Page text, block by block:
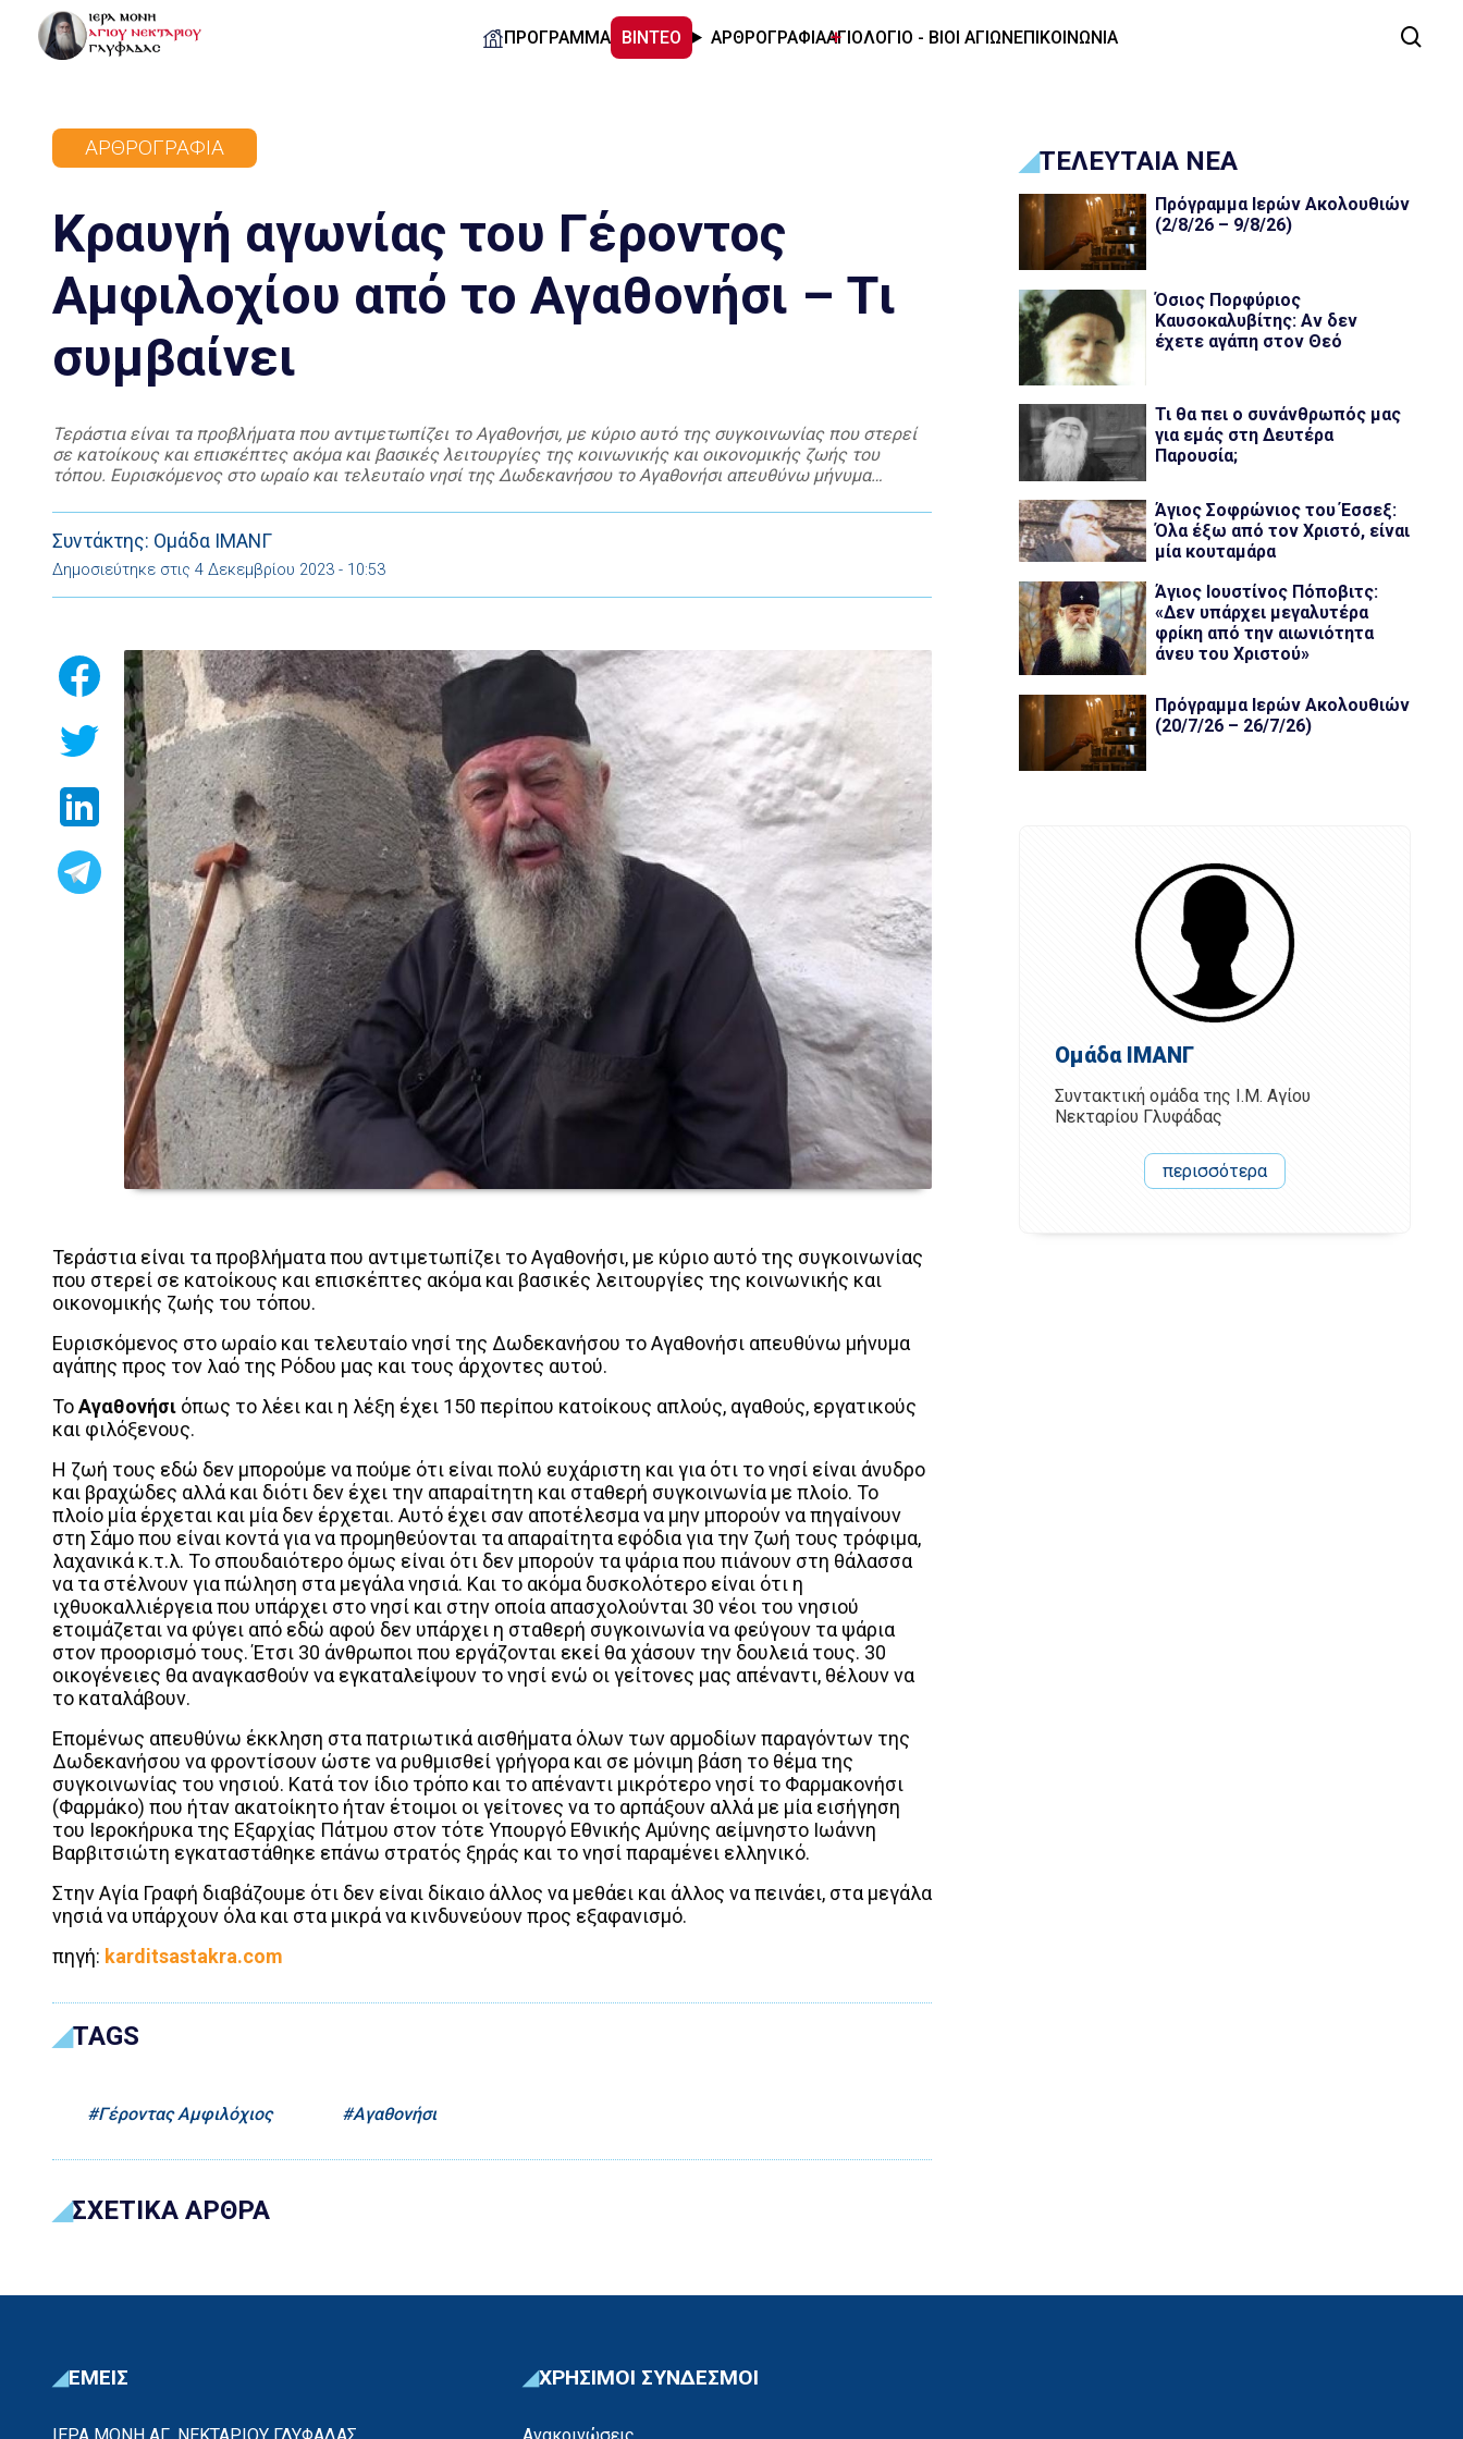
ΠΡΟΓΡΑΜΜΑ ΒΙΝΤΕΟ ΑΡΘΡΟΓΡΑΦΙΑΑΓΙΟΛΟΓΙΟ - ΒΙΟΙ ΑΓΙΩΝΕΠΙΚΟΙΝΩΝΙΑ
ΑΡΘΡΟΓΡΑΦΊΑ
Κραυγή αγωνίας του Γέροντος
Αμφιλοχίου από το Αγαθονήσι – Tι
συμβαίνει
Τεράστια είναι τα προβλήματα που αντιμετωπίζει το Αγαθονήσι, με κύριο αυτό της συγκοινωνίας που στερεί
σε κατοίκους και επισκέπτες ακόμα και βασικές λειτουργίες της κοινωνικής και οικονομικής ζωής του
τόπου. Ευρισκόμενος στο ωραίο και τελευταίο νησί της Δωδεκανήσου το Αγαθονήσι απευθύνω μήνυμα
Συντάκτης: Ομάδα ΙΜΑΝΓ
Δημοσιεύτηκε στις 4 Δεκεμβρίου 2023 - 10:53
Τεράστια είναι τα προβλήματα που αντιμετωπίζει το Αγαθονήσι, με κύριο αυτό της συγκοινωνίας
που στερεί σε κατοίκους και επισκέπτες ακόμα και βασικές λειτουργίες της κοινωνικής και
οικονομικής ζωής του τόπου.
Ευρισκόμενος στο ωραίο και τελευταίο νησί της Δωδεκανήσου το Αγαθονήσι απευθύνω μήνυμα
αγάπης προς τον λαό της Ρόδου μας και τους άρχοντες αυτού.
ΤοΑγαθονήσι όπως το λέει και η λέξη έχει 150 περίπου κατοίκους απλούς, αγαθούς, εργατικούς
και φιλόξενους.
Η ζωή τους εδώ δεν μπορούμε να πούμε ότι είναι πολύ ευχάριστη και για ότι το νησί είναι άνυδρο
και βραχώδες αλλά και διότι δεν έχει την απαραίτητη και σταθερή συγκοινωνία με πλοίο. Το
πλοίο μία έρχεται και μία δεν έρχεται. Αυτό έχει σαν αποτέλεσμα να μην μπορούν να πηγαίνουν
στη Σάμο που είναι κοντά για να προμηθεύονται τα απαραίτητα εφόδια για την ζωή τους τρόφιμα,
λαχανικά κ.τ.λ. Το σπουδαιότερο όμως είναι ότι δεν μπορούν τα ψάρια που πιάνουν στη θάλασσα
να τα στέλνουν για πώληση στα μεγάλα νησιά. Και το ακόμα δυσκολότερο είναι ότι η
ιχθυοκαλλιέργεια που υπάρχει στο νησί και στην οποία απασχολούνται 30 νέοι του νησιού
ετοιμάζεται να φύγει από εδώ αφού δεν υπάρχει η σταθερή συγκοινωνία να φεύγουν τα ψάρια
στον προορισμό τους. Έτσι 30 άνθρωποι που εργάζονται εκεί θα χάσουν την δουλειά τους. 30
οικογένειες θα αναγκασθούν να εγκαταλείψουν το νησί ενώ οι γείτονες μας απέναντι, θέλουν να
το καταλάβουν.
Επομένως απευθύνω έκκληση στα πατριωτικά αισθήματα όλων των αρμοδίων παραγόντων της
Δωδεκανήσου να φροντίσουν ώστε να ρυθμισθεί γρήγορα και σε μόνιμη βάση το θέμα της
συγκοινωνίας του νησιού. Κατά τον ίδιο τρόπο και το απέναντι μικρότερο νησί το Φαρμακονήσι
(Φαρμάκο) που ήταν ακατοίκητο ήταν έτοιμοι οι γείτονες να το αρπάξουν αλλά με μία εισήγηση
του Ιεροκήρυκα της Εξαρχίας Πάτμου στον τότε Υπουργό Εθνικής Αμύνης αείμνηστο Ιωάννη
Βαρβιτσιώτη εγκαταστάθηκε επάνω στρατός ξηράς και το νησί παραμένει ελληνικό.
Στην Αγία Γραφή διαβάζουμε ότι δεν είναι δίκαιο άλλος να μεθάει και άλλος να πεινάει, στα μεγάλα
νησιά να υπάρχουν όλα και στα μικρά να κινδυνεύουν προς εξαφανισμό.
πηγή: karditsastakra.com
TAGS
Γέροντας Αμφιλόχιος Αγαθονήσι
ΣΧΕΤΙΚΑ ΑΡΘΡΑ
ΤΕΛΕΥΤΑΙΑ ΝΕΑ
Πρόγραμμα Ιερών Ακολουθιών
(2/8/26 – 9/8/26)
Όσιος Πορφύριος
Καυσοκαλυβίτης: Αν δεν
έχετε αγάπη στον Θεό
Τι θα πει ο συνάνθρωπός μας
για εμάς στη Δευτέρα
Παρουσία;
Άγιος Σοφρώνιος του Έσσεξ:
Όλα έξω από τον Χριστό, είναι
μία κουταμάρα
Άγιος Ιουστίνος Πόποβιτς:
«Δεν υπάρχει μεγαλυτέρα
φρίκη από την αιωνιότητα
άνευ του Χριστού»
Πρόγραμμα Ιερών Ακολουθιών
(20/7/26 – 26/7/26)
Ομάδα ΙΜΑΝΓ
Συντακτική ομάδα της Ι.Μ. Αγίου
Νεκταρίου Γλυφάδας
περισσότερα
ΕΜΕΙΣ
ΙΕΡΑ ΜΟΝΗ ΑΓ. ΝΕΚΤΑΡΙΟΥ ΓΛΥΦΑΔΑΣ
ΧΡΗΣΙΜΟΙ ΣΥΝΔΕΣΜΟΙ
Ανακοινώσεις